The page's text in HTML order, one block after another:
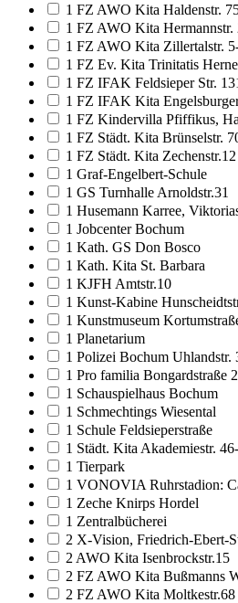
1 FZ AWO Kita Haldenstr.
1 FZ AWO Kita Hermannstr.
1 FZ AWO Kita Zillertalstr.
1 FZ Ev. Kita Trinitatis
1 FZ IFAK Feldsieper Str.
1 FZ IFAK Kita
1 FZ Kindervilla Pfiffikus,
1 FZ Städt. Kita Brünselstr.
1 FZ Städt. Kita Zechenstr.12
1 Graf-Engelbert-Schule
1 GS Turnhalle Arnoldstr.31
1 Husemann Karree,
1 Jobcenter Bochum
1 Kath. GS Don Bosco
1 Kath. Kita St. Barbara
1 KJFH Amtstr.10
1 Kunst-Kabine
1 Kunstmuseum
1 Planetarium
1 Polizei Bochum Uhlandstr.
1 Pro familia Bongardstraße
1 Schauspielhaus Bochum
1 Schmechtings Wiesental
1 Schule Feldsieperstraße
1 Städt. Kita Akademiestr.
1 Tierpark
1 VONOVIA Ruhrstadion:
1 Zeche Knirps Hordel
1 Zentralbücherei
2 X-Vision, Friedrich-Ebert-
2 AWO Kita Isenbrockstr.15
2 FZ AWO Kita Bußmanns
2 FZ AWO Kita Moltkestr.68